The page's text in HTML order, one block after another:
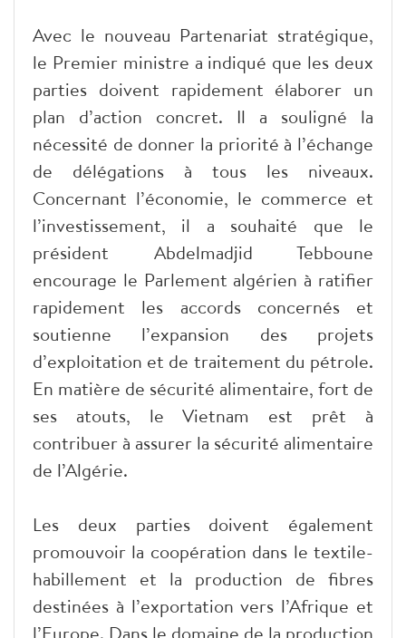
Avec le nouveau Partenariat stratégique,
le Premier ministre a indiqué que les deux
parties doivent rapidement élaborer un
plan d’action concret. Il a souligné la
nécessité de donner la priorité à l’échange
de délégations à tous les niveaux.
Concernant l’économie, le commerce et
l’investissement, il a souhaité que le
président Abdelmadjid Tebboune
encourage le Parlement algérien à ratifier
rapidement les accords concernés et
soutienne l’expansion des projets
d’exploitation et de traitement du pétrole.
En matière de sécurité alimentaire, fort de
ses atouts, le Vietnam est prêt à
contribuer à assurer la sécurité alimentaire
de l’Algérie.
Les deux parties doivent également
promouvoir la coopération dans le textile-
habillement et la production de fibres
destinées à l’exportation vers l’Afrique et